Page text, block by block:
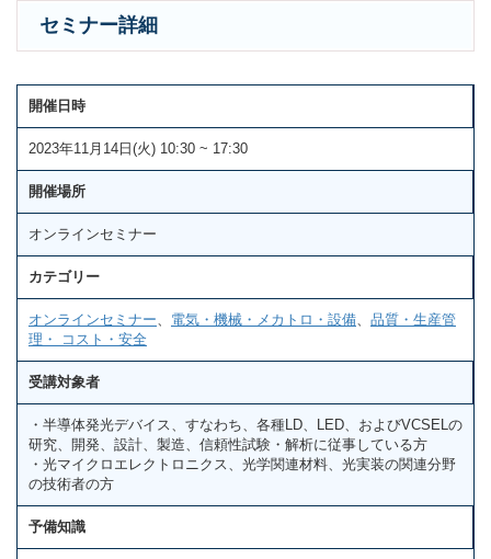
セミナー詳細
開催日時
2023年11月14日(火) 10:30 ~ 17:30
開催場所
オンラインセミナー
カテゴリー
オンラインセミナー 電気・機械・メカトロ・設備
品質・生産管
理・ コスト・安全
受講対象者
・半導体発光デバイス、すなわち、各種LD、LED、およびVCSELの
研究、開発、設計、製造、信頼性試験・解析に従事している方
・光マイクロエレクトロニクス、光学関連材料、光実装の関連分野
の技術者の方
予備知識